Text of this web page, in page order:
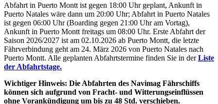
Abfahrt in Puerto Montt ist gegen 18:00 Uhr geplant, Ankunft in
Puerto Natales wäre dann um 20:00 Uhr; Abfahrt in Puerto Natales
ist gegen 06:00 Uhr (Boarding gegen 21:00 Uhr am Vortag),
Ankunft in Puerto Montt freitags um 08:00 Uhr. Erste Abfahrt der
Saison 2026/2027 ist am 02.10.2026 ab Puerto Montt, die letzte
Fährverbindung geht am 24. März 2026 von Puerto Natales nach
Puerto Montt. Alle geplanten Abfahrtstermine finden Sie in derListe
der Abfahrtstage.
Wichtiger Hinweis: Die Abfahrten des Navimag Fährschiffs
können sich aufgrund von Fracht- und Witterungseinflüssen
ohne Vorankündigung um bis zu 48 Std. verschieben.